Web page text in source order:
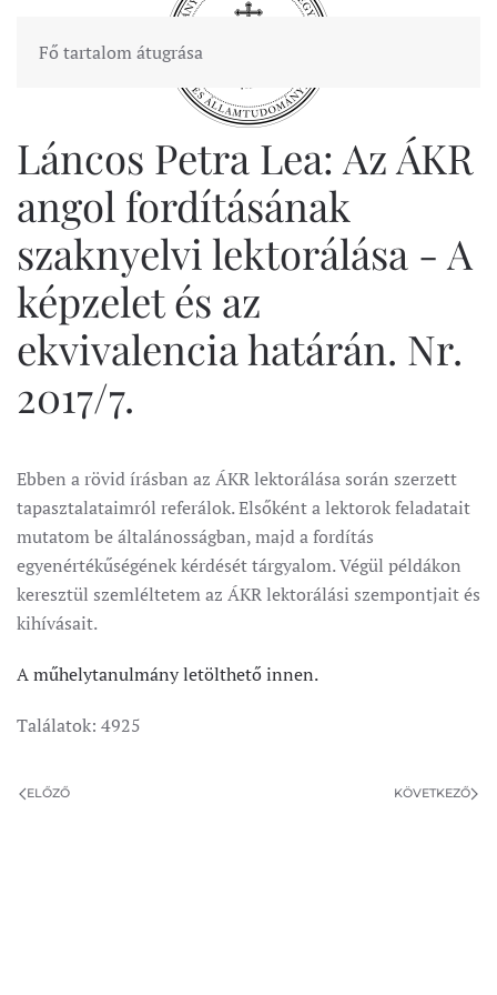
Fő tartalom átugrása
Láncos Petra Lea: Az ÁKR
angol fordításának
szaknyelvi lektorálása - A
képzelet és az
ekvivalencia határán. Nr.
2017/7.
Ebben a rövid írásban az ÁKR lektorálása során szerzett
tapasztalataimról referálok. Elsőként a lektorok feladatait
mutatom be általánosságban, majd a fordítás
egyenértékűségének kérdését tárgyalom. Végül példákon
keresztül szemléltetem az ÁKR lektorálási szempontjait és
kihívásait.
A műhelytanulmány letölthető innen.
Találatok: 4925
ELŐZŐ KÖVETKEZŐ